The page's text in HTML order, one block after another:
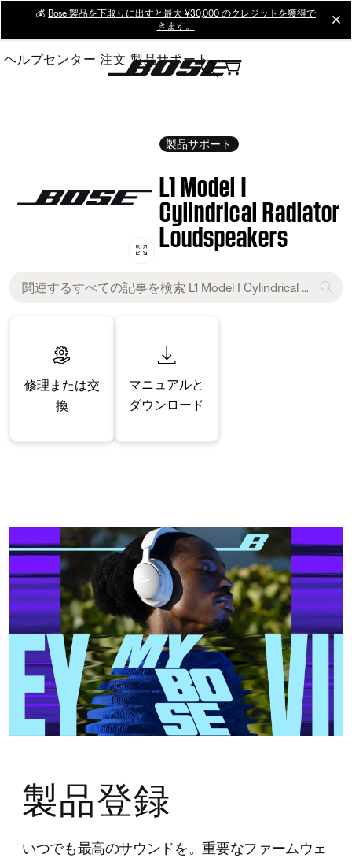
Main
💰 Bose 製品を下取りに出すと最大 ¥30,000 のクレジットを獲得で
きます。
ヘルプセンター 注文 製品サポート
製品サポート
L1 Model I
Cylindrical Radiator
Loudspeakers
修理または交
換
マニュアルと
ダウンロード
製品登録
いつでも最高のサウンドを。重要なファームウェ